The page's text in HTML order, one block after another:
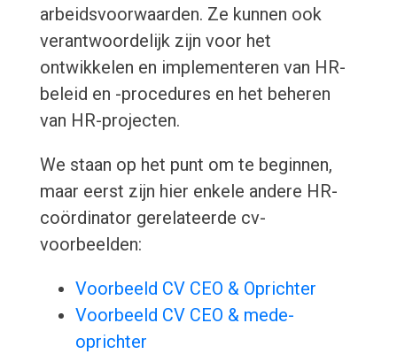
arbeidsvoorwaarden. Ze kunnen ook
verantwoordelijk zijn voor het
ontwikkelen en implementeren van HR-
beleid en -procedures en het beheren
van HR-projecten.
We staan op het punt om te beginnen,
maar eerst zijn hier enkele andere HR-
coördinator gerelateerde cv-
voorbeelden:
Voorbeeld CV CEO & Oprichter
Voorbeeld CV CEO & mede-
oprichter